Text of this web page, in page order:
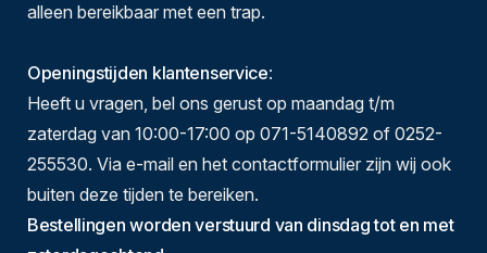
alleen bereikbaar met een trap.
Openingstijden klantenservice:
Heeft u vragen, bel ons gerust op maandag t/m
zaterdag van 10:00-17:00 op 071-5140892 of 0252-
255530. Via e-mail en het contactformulier zijn wij ook
buiten deze tijden te bereiken.
Bestellingen worden verstuurd van dinsdag tot en met